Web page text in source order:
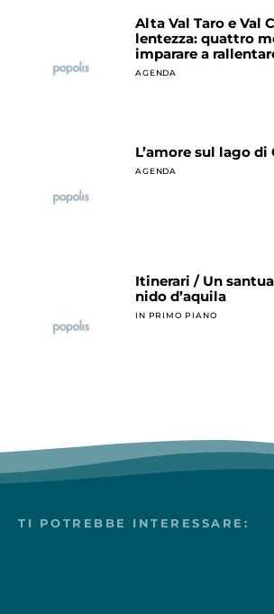
Alta Val Taro e Val
lentezza: quattro
imparare a
AGENDA
L’amore sul lago di
AGENDA
Itinerari / Un
nido d’aquila
IN PRIMO PIANO
TI POTREBBE INTERESSARE: